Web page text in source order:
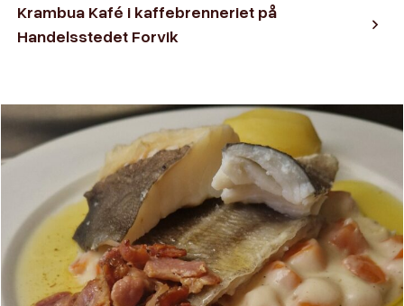
Krambua Kafé i kaffebrenneriet på
Handelsstedet Forvik